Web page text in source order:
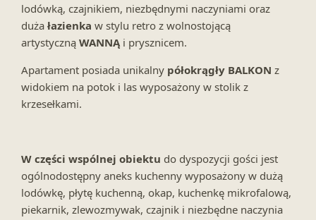
lodówką, czajnikiem, niezbędnymi naczyniami oraz
duża łazienka w stylu retro z wolnostojącą
artystycznąWANNĄ i prysznicem.
Apartament posiada unikalny półokrągły BALKON z
widokiem na potok i las wyposażony w stolik z
krzesełkami.
W części wspólnej obiektu do dyspozycji gości jest
ogólnodostępny aneks kuchenny wyposażony w dużą
lodówkę, płytę kuchenną, okap, kuchenkę mikrofalową,
piekarnik, zlewozmywak, czajnik i niezbędne naczynia